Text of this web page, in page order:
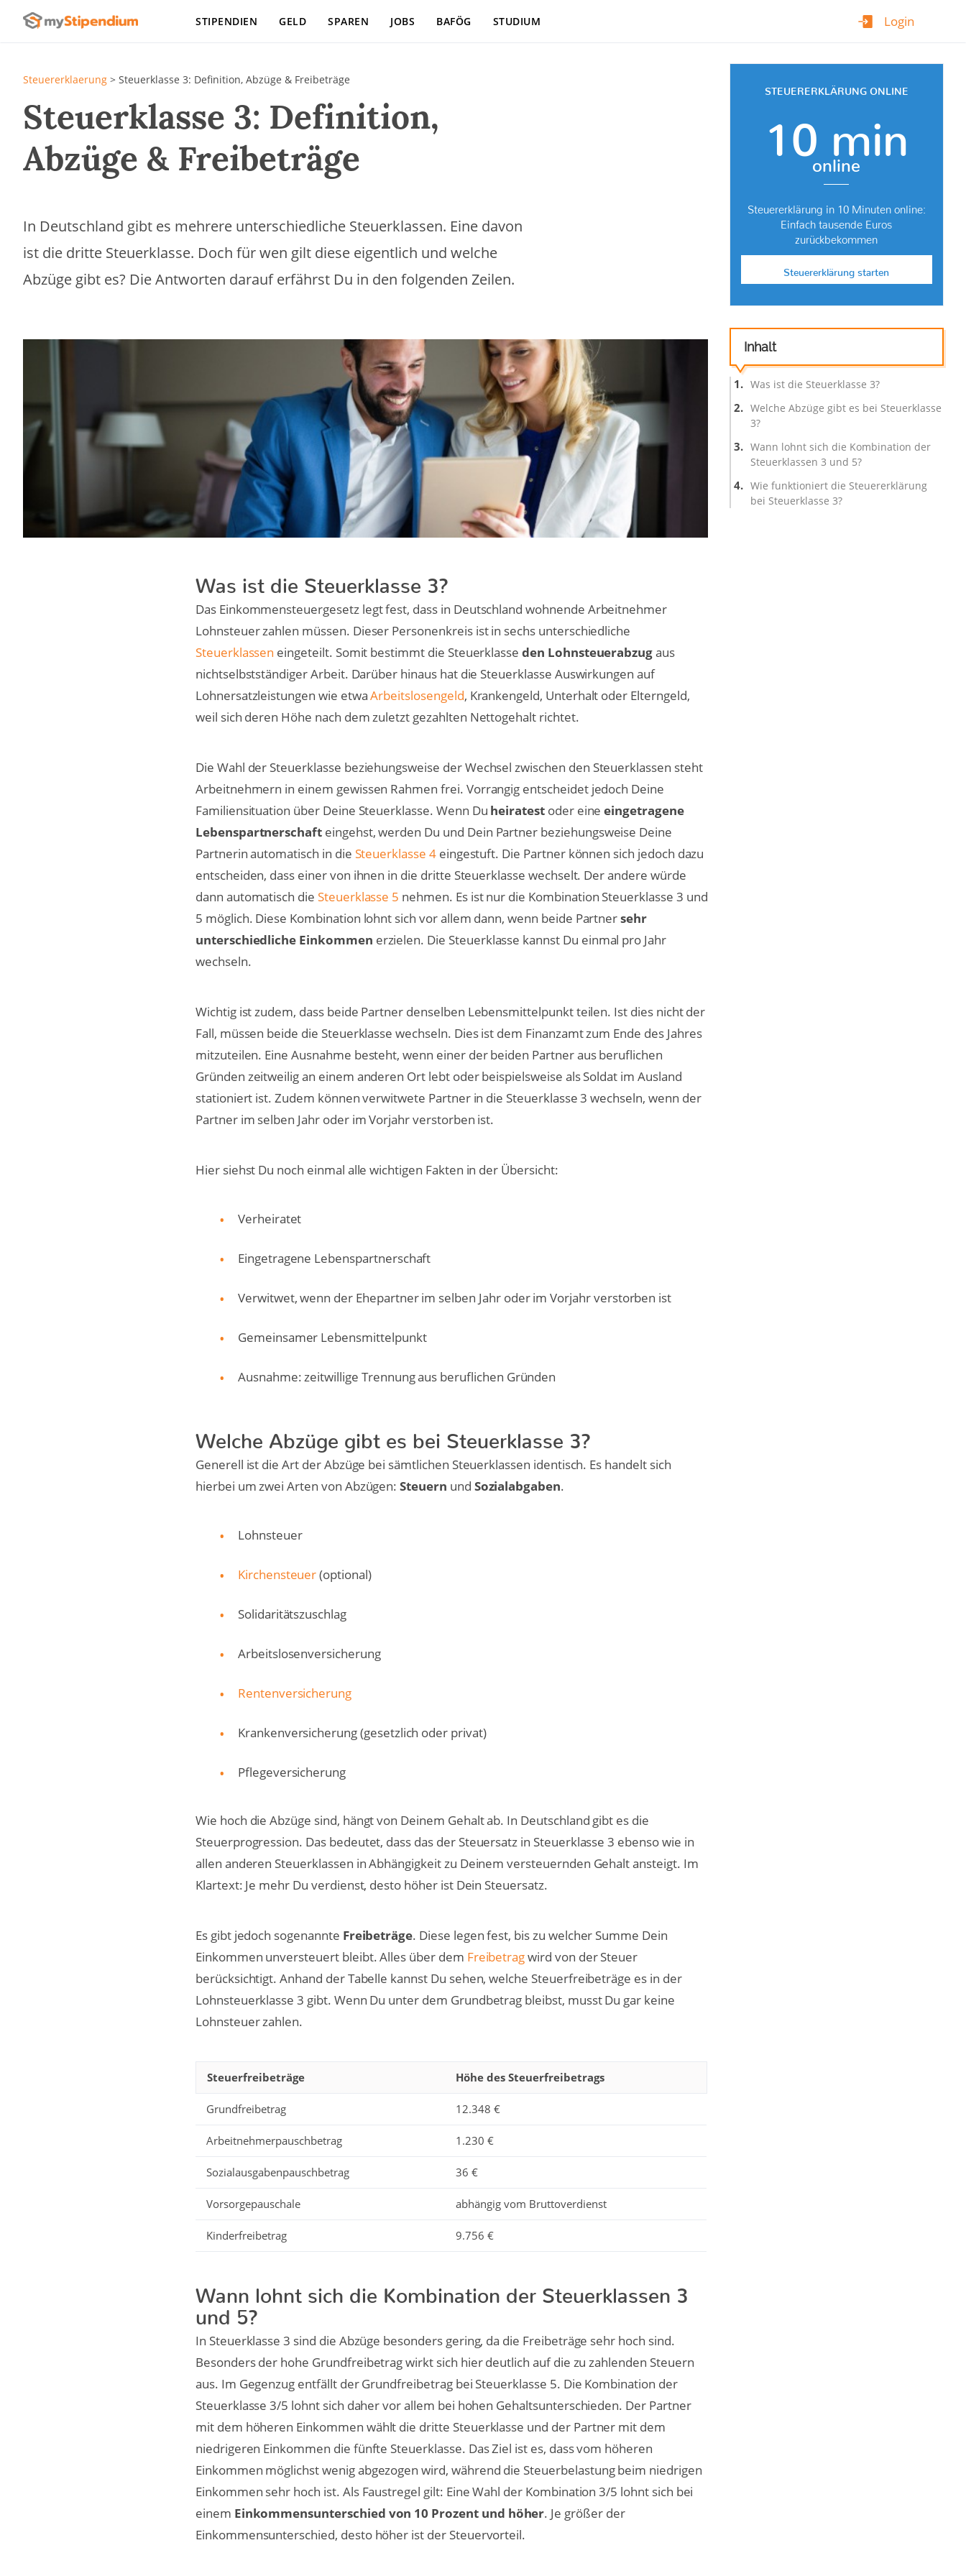
Login
STIPENDIEN GELD SPAREN JOBS BAFÖG STUDIUM
Steuererklaerung > Steuerklasse 3: Definition, Abzüge & Freibeträge
Steuerklasse 3: Definition,
Abzüge & Freibeträge
In Deutschland gibt es mehrere unterschiedliche Steuerklassen. Eine davon
ist die dritte Steuerklasse. Doch für wen gilt diese eigentlich und welche
Abzüge gibt es? Die Antworten darauf erfährst Du in den folgenden Zeilen.
Was ist die Steuerklasse 3?
Das Einkommensteuergesetz legt fest, dass in Deutschland wohnende Arbeitnehmer
Lohnsteuer zahlen müssen. Dieser Personenkreis ist in sechs unterschiedliche
Steuerklassen eingeteilt. Somit bestimmt die Steuerklasseden Lohnsteuerabzugaus
nichtselbstständiger Arbeit. Darüber hinaus hat die Steuerklasse Auswirkungen auf
Lohnersatzleistungen wie etwaArbeitslosengeld, Krankengeld, Unterhalt oder Elterngeld,
weil sich deren Höhe nach dem zuletzt gezahlten Nettogehalt richtet.
Die Wahl der Steuerklasse beziehungsweise der Wechsel zwischen den Steuerklassen steht
Arbeitnehmern in einem gewissen Rahmen frei. Vorrangig entscheidet jedoch Deine
Familiensituation über Deine Steuerklasse. Wenn Du heiratestoder eineeingetragene
Lebenspartnerschaft eingehst, werden Du und Dein Partner beziehungsweise Deine
Partnerin automatisch in die Steuerklasse 4eingestuft. Die Partner können sich jedoch dazu
entscheiden, dass einer von ihnen in die dritte Steuerklasse wechselt. Der andere würde
dann automatisch die Steuerklasse 5 nehmen. Es ist nur die Kombination Steuerklasse 3 und
5 möglich. Diese Kombination lohnt sich vor allem dann, wenn beide Partnersehr
unterschiedliche Einkommen erzielen. Die Steuerklasse kannst Du einmal pro Jahr
wechseln.
Wichtig ist zudem, dass beide Partner denselben Lebensmittelpunkt teilen. Ist dies nicht der
Fall, müssen beide die Steuerklasse wechseln. Dies ist dem Finanzamt zum Ende des Jahres
mitzuteilen. Eine Ausnahme besteht, wenn einer der beiden Partner aus beruflichen
Gründen zeitweilig an einem anderen Ort lebt oder beispielsweise als Soldat im Ausland
stationiert ist. Zudem können verwitwete Partner in die Steuerklasse 3 wechseln, wenn der
Partner im selben Jahr oder im Vorjahr verstorben ist.
Hier siehst Du noch einmal alle wichtigen Fakten in der Übersicht:
Verheiratet
Eingetragene Lebenspartnerschaft
Verwitwet, wenn der Ehepartner im selben Jahr oder im Vorjahr verstorben ist
Gemeinsamer Lebensmittelpunkt
Ausnahme: zeitwillige Trennung aus beruflichen Gründen
Welche Abzüge gibt es bei Steuerklasse 3?
Generell ist die Art der Abzüge bei sämtlichen Steuerklassen identisch. Es handelt sich
hierbei um zwei Arten von Abzügen:Steuern und Sozialabgaben.
Lohnsteuer
Kirchensteuer(optional)
Solidaritätszuschlag
Arbeitslosenversicherung
Rentenversicherung
Krankenversicherung (gesetzlich oder privat)
Pflegeversicherung
Wie hoch die Abzüge sind, hängt von Deinem Gehalt ab. In Deutschland gibt es die
Steuerprogression. Das bedeutet, dass das der Steuersatz in Steuerklasse 3 ebenso wie in
allen anderen Steuerklassen in Abhängigkeit zu Deinem versteuernden Gehalt ansteigt. Im
Klartext: Je mehr Du verdienst, desto höher ist Dein Steuersatz.
Es gibt jedoch sogenannte Freibeträge. Diese legen fest, bis zu welcher Summe Dein
Einkommen unversteuert bleibt. Alles über dem Freibetragwird von der Steuer
berücksichtigt. Anhand der Tabelle kannst Du sehen, welche Steuerfreibeträge es in der
Lohnsteuerklasse 3 gibt. Wenn Du unter dem Grundbetrag bleibst, musst Du gar keine
Lohnsteuer zahlen.
Steuerfreibeträge Höhe des Steuerfreibetrags
Grundfreibetrag 12.348 €
Arbeitnehmerpauschbetrag 1.230 €
Sozialausgabenpauschbetrag 36 €
Vorsorgepauschale abhängig vom Bruttoverdienst
Kinderfreibetrag 9.756 €
Wann lohnt sich die Kombination der Steuerklassen 3
und 5?
In Steuerklasse 3 sind die Abzüge besonders gering, da die Freibeträge sehr hoch sind.
Besonders der hohe Grundfreibetrag wirkt sich hier deutlich auf die zu zahlenden Steuern
aus. Im Gegenzug entfällt der Grundfreibetrag bei Steuerklasse 5. Die Kombination der
Steuerklasse 3/5 lohnt sich daher vor allem bei hohen Gehaltsunterschieden. Der Partner
mit dem höheren Einkommen wählt die dritte Steuerklasse und der Partner mit dem
niedrigeren Einkommen die fünfte Steuerklasse. Das Ziel ist es, dass vom höheren
Einkommen möglichst wenig abgezogen wird, während die Steuerbelastung beim niedrigen
Einkommen sehr hoch ist. Als Faustregel gilt: Eine Wahl der Kombination 3/5 lohnt sich bei
einem Einkommensunterschied von 10 Prozent und höher. Je größer der
Einkommensunterschied, desto höher ist der Steuervorteil.
STEUERERKLÄRUNG ONLINE
10 min
online
Steuererklärung in 10 Minuten online:
Einfach tausende Euros
zurückbekommen
Steuererklärung starten
Inhalt
Was ist die Steuerklasse 3?
Welche Abzüge gibt es bei Steuerklasse
3?
Wann lohnt sich die Kombination der
Steuerklassen 3 und 5?
Wie funktioniert die Steuererklärung
bei Steuerklasse 3?